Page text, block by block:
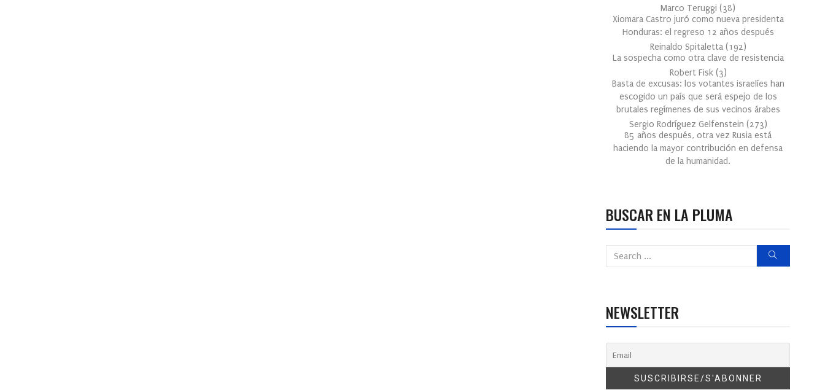
Marco Teruggi (38)
Xiomara Castro juró como nueva presidenta
Honduras: el regreso 12 años después
Reinaldo Spitaletta (192)
La sospecha como otra clave de resistencia
Robert Fisk (3)
Basta de excusas: los votantes israelíes han
escogido un país que será espejo de los
brutales regímenes de sus vecinos árabes
Sergio Rodríguez Gelfenstein (273)
85 años después, otra vez Rusia está
haciendo la mayor contribución en defensa
de la humanidad.
BUSCAR EN LA PLUMA
NEWSLETTER